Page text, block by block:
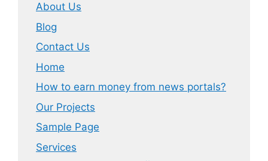
About Us
Blog
Contact Us
Home
How to earn money from news portals?
Our Projects
Sample Page
Services